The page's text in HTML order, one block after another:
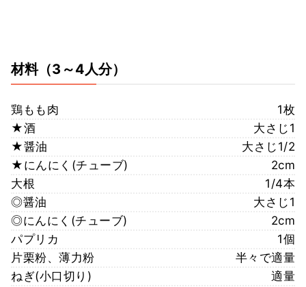
材料（3～4人分）
鶏もも肉
1枚
★酒
大さじ1
★醤油
大さじ1/2
★にんにく(チューブ)
2cm
大根
1/4本
◎醤油
大さじ1
◎にんにく(チューブ)
2cm
パプリカ
1個
片栗粉、薄力粉
半々で適量
ねぎ(小口切り)
適量